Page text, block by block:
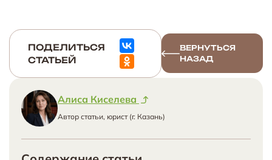
ПОДЕЛИТЬСЯ
СТАТЬЕЙ
ВЕРНУТЬСЯ
НАЗАД
Алиса Киселева
Автор статьи, юрист (г. Казань)